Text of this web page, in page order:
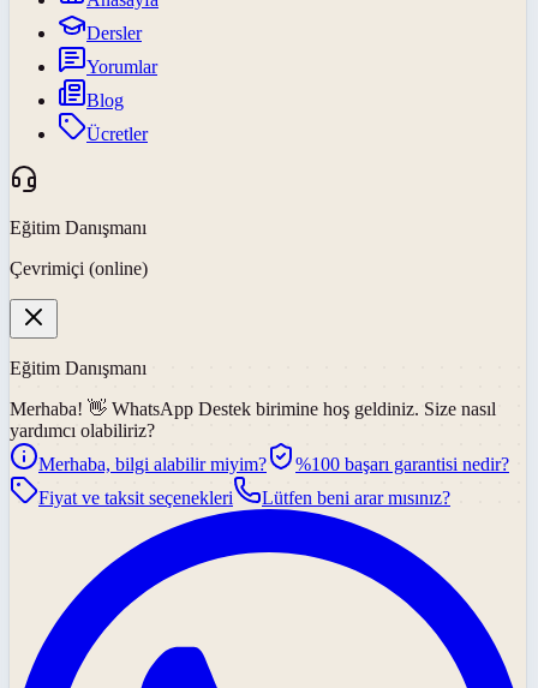
Dersler
Yorumlar
Blog
Ücretler
Eğitim Danışmanı
Çevrimiçi (online)
Eğitim Danışmanı
Merhaba! 👋 WhatsApp Destek birimine hoş geldiniz. Size nasıl
yardımcı olabiliriz?
Merhaba, bilgi alabilir miyim?
%100 başarı garantisi nedir?
Fiyat ve taksit seçenekleri
Lütfen beni arar mısınız?